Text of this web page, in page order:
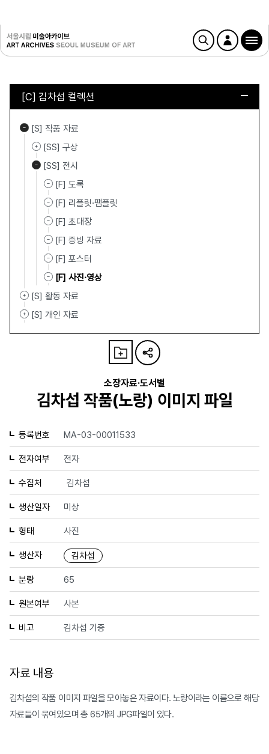
[C] 김차섭 컬렉션
[S] 작품 자료
[SS] 구상
[SS] 전시
[F] 도록
[F] 리플릿·팸플릿
[F] 초대장
[F] 증빙 자료
[F] 포스터
[F] 사진·영상
[S] 활동 자료
[S] 개인 자료
소장자료·도서별
김차섭 작품(노랑) 이미지 파일
등록번호 MA-03-00011533
전자여부 전자
수집처 김차섭
생산일자 미상
형태 사진
생산자 김차섭
분량 65
원본여부 사본
비고 김차섭 기증
자료 내용
김차섭의 작품 이미지 파일을 모아놓은 자료이다. 노랑이라는 이름으로 해당
자료들이 묶여있으며 총 65개의 JPG파일이 있다.